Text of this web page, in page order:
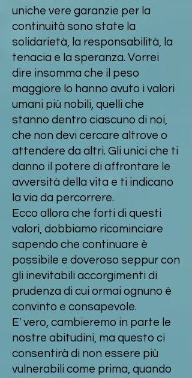
uniche vere garanzie per la
continuità sono state la
solidarietà, la responsabilità, la
tenacia e la speranza. Vorrei
dire insomma che il peso
maggiore lo hanno avuto i valori
umani più nobili, quelli che
stanno dentro ciascuno di noi,
che non devi cercare altrove o
attendere da altri. Gli unici che ti
danno il potere di affrontare le
avversità della vita e ti indicano
la via da percorrere.
Ecco allora che forti di questi
valori, dobbiamo ricominciare
sapendo che continuare è
possibile e doveroso seppur con
gli inevitabili accorgimenti di
prudenza di cui ormai ognuno è
convinto e consapevole.
E' vero, cambieremo in parte le
nostre abitudini, ma questo ci
consentirà di non essere più
vulnerabili come prima, quando